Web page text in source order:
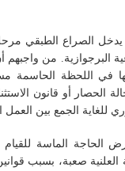
يدخل الصراع الطبقي
من واجبهم
في اللحظة الحاسمة
الحصار أو قانون
للغاية الجمع بين
الحاجة الماسة
صعبة، بسبب قوانين